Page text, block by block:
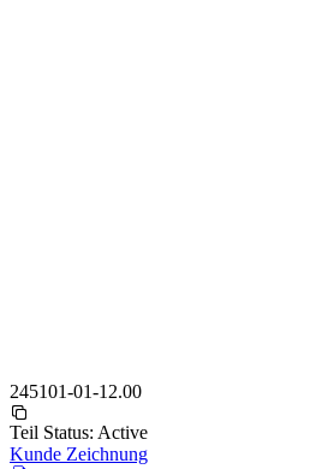
245101-01-12.00
Teil Status: Active
Kunde Zeichnung